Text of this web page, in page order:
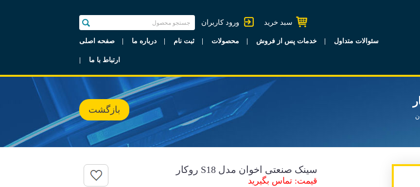
ورود کاربران سبد خرید
صفحه اصلی درباره ما ثبت نام محصولات خدمات پس از فروش سئوالات متداول
ارتباط با ما
بازگشت
سینک صنعتی اخوان مدل S18 روکار
قیمت: تماس بگیرید